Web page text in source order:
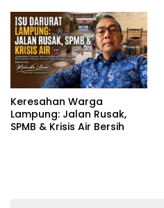
Keresahan Warga
Lampung: Jalan Rusak,
SPMB & Krisis Air Bersih